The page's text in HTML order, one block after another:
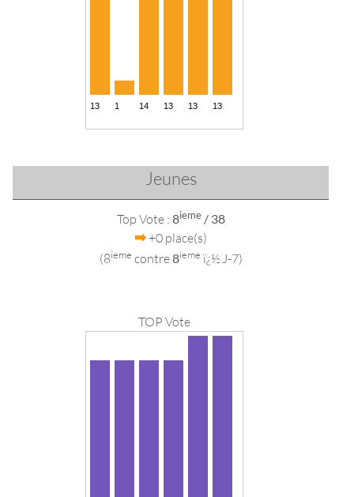
Jeunes
Top Vote : 8ieme/ 38
+0 place(s)
(8ieme contre8ieme ï¿½ J-7)
TOP Vote